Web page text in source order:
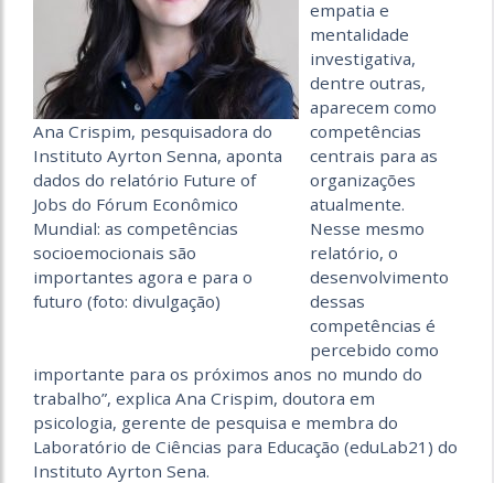
Ana Crispim, pesquisadora do
Instituto Ayrton Senna, aponta
dados do relatório Future of
Jobs do Fórum Econômico
Mundial: as competências
socioemocionais são
importantes agora e para o
futuro (foto: divulgação)
empatia e
mentalidade
investigativa,
dentre outras,
aparecem como
competências
centrais para as
organizações
atualmente.
Nesse mesmo
relatório, o
desenvolvimento
dessas
competências é
percebido como
importante para os próximos anos no mundo do
trabalho”, explica Ana Crispim, doutora em
psicologia, gerente de pesquisa e membra do
Laboratório de Ciências para Educação (eduLab21) do
Instituto Ayrton Sena.